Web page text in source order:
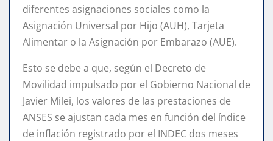
diferentes asignaciones sociales como la
Asignación Universal por Hijo (AUH), Tarjeta
Alimentar o la Asignación por Embarazo (AUE).
Esto se debe a que, según el Decreto de
Movilidad impulsado por el Gobierno Nacional de
Javier Milei, los valores de las prestaciones de
ANSES se ajustan cada mes en función del índice
de inflación registrado por el INDEC dos meses